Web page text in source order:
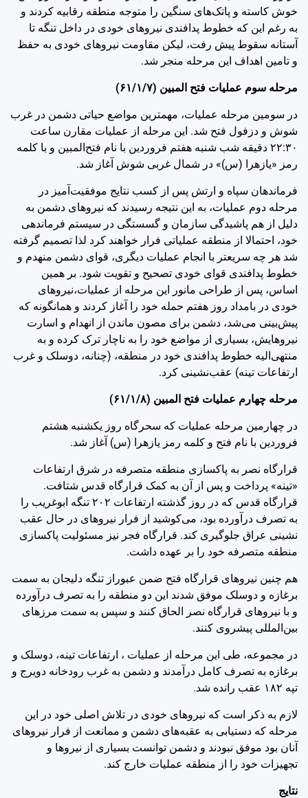
خوش کاسته و پاتک‌های سنگین را متوجه منطقه رقابیه کردند و
به رغم این که خطوط پدافندی نیروهای خودی در داخل تنگه تا
آستانه سقوط پیش رفت، لیکن مقاومت نیروهای خودی به حفظ
و تامین اهداف این مرحله منجر شد.
مرحله سوم عملیات فتح المبین (‌۶۱/۱/۷)
در سومین مرحله عملیات، مهمترین مواضع حیاتی دشمن در غرب
شوش و دزفول فتح شد. این مرحله از عملیات مقارن ساعت
‌۲۲:۳۰ دقیقه شب شنبه ‌هفتم فروردین با نام فتح‌المبین و با کلمه
رمز «یازهرا (س)» در شمال غربی شوش آغاز شد.
فرماندهان سپاه و ارتش پس از کسب نتایج موفقیت‌آمیز در
مرحله دوم عملیات، به این نتیجه رسیدند که نیروهای دشمن به
دلیل از هم پاشیدگی سازمان و گسستگی در سیستم فرماندهی
خود، احتمالا از منطقه عملیاتی فرار خواهند کرد لذا تصمیم گرفته
شد هر چه سریعتر با انجام عملیات دیگری، قوای دشمن منهدم و
خطوط پدافندی قوای خودی تصحیح و تقویت شود. بر همین
اساس، پس از طراحی مانور این مرحله از عملیات،نیروهای
خودی در بامداد روز هفتم حمله خود را آغاز کردند و همانگونه که
پیش‌بینی می‌شد، دشمن برای مصون ماندن از انهدام و اسارت
نیروهایش، بسیاری از مواضع خود را به ناچار ترک کرده و به
منتهی‌الیه خطوط پدافندی خود در منطقه، (چنانه، دوسلک و غرب
ارتفاعات تینه) عقب‌نشینی کرد.
مرحله چهارم عملیات فتح المبین (‌۶۱/۱/۸)
در چهارمین مرحله عملیات که سحرگاه روز یکشنبه هشتم
فروردین با نام فتح و کلمه رمز یازهرا (س) آغاز شد.
قرارگاه نصر به پاکسازی منطقه متصرفه در شرق ارتفاعات
«تینه» پرداخت و پس از آن به کمک قرارگاه قدس شتافت.
قرارگاه قدس که در روز گذشته ارتفاعات ‌٢٠٢ تنگه ابوغریب را
به تصرف درآورده بود، می‌کوشید از فرار نیروهای در حال عقب
نشینی عراق جلوگیری کند. قرارگاه فجر نیز مسئولیت پاکسازی
منطقه متصرفه خود را بر عهده داشت.
هم چنین نیروهای قرارگاه فتح ضمن عبوراز تنگه دلیجان به سمت
برغازه و دوسلک موفق شدند این دو منطقه را به تصرف درآورده
و با نیروهای قرارگاه نصر الحاق کنند و سپس به سمت مرزهای
بین‌المللی پیشروی کنند.
در مجموعه، طی این مرحله از عملیات ، ارتفاعات تینه، دوسلک و
برغازه به تصرف کامل درآمدند و دشمن به غرب رودخانه دویرج و
تپه ‌١٨٢ عقب رانده شد.
لازم به ذکر است که نیروهای خودی در تلاش اصلی خود در این
مرحله که دستیابی به عقبه‌های دشمن و ممانعت از فرار نیروهای
آنان بود موفق نبودند و دشمن توانست بسیاری از نیروها و
تجهیزات خود را از منطقه عملیات خارج کند.
نتایج